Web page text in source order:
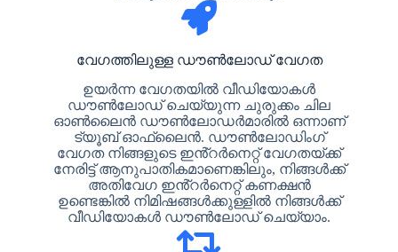
വേഗത്തിലുള്ള ഡൗൺലോഡ് വേഗത
ഉയർന്ന വേഗതയിൽ വീഡിയോകൾ
ഡൗൺലോഡ് ചെയ്യുന്ന ചുരുക്കം ചില
ഓൺലൈൻ ഡൗൺലോഡർമാരിൽ ഒന്നാണ്
ട്യൂബ് ഓഫ്‌ലൈൻ. ഡൗൺലോഡിംഗ്
വേഗത നിങ്ങളുടെ ഇൻ്റർനെറ്റ് വേഗതയ്ക്ക്
നേരിട്ട് ആനുപാതികമാണെങ്കിലും, നിങ്ങൾക്ക്
അതിവേഗ ഇൻ്റർനെറ്റ് കണക്ഷൻ
ഉണ്ടെങ്കിൽ നിമിഷങ്ങൾക്കുള്ളിൽ നിങ്ങൾക്ക്
വീഡിയോകൾ ഡൗൺലോഡ് ചെയ്യാം.